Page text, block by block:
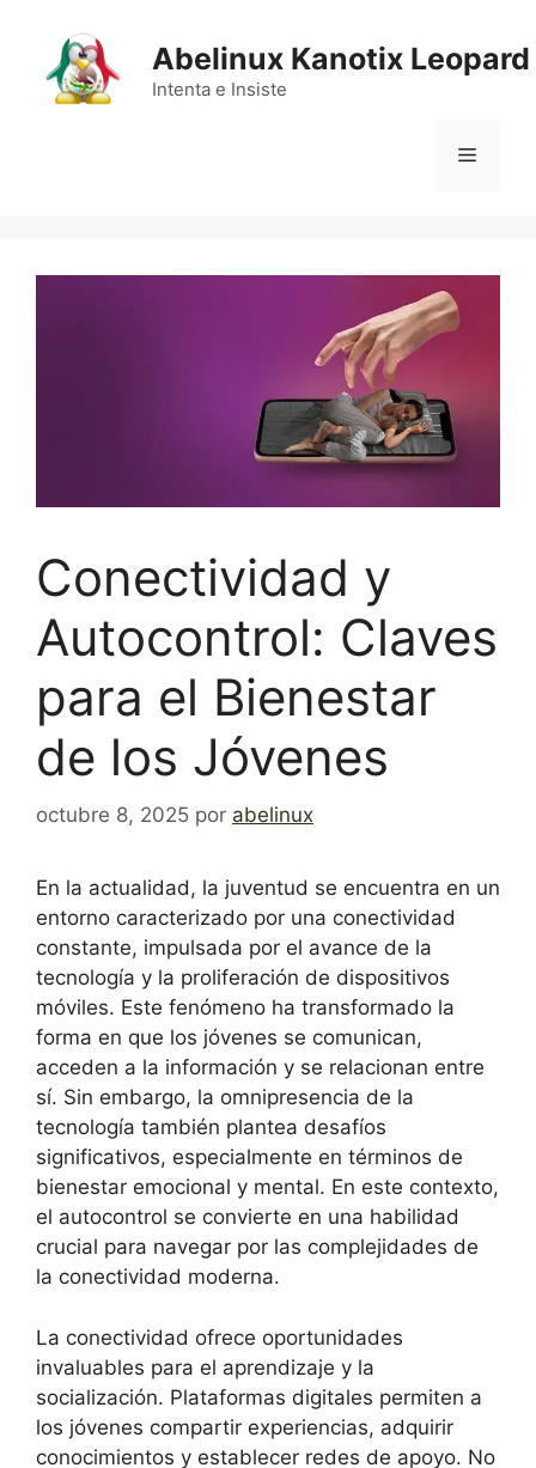
contenido
Abelinux Kanotix Leopard
Intenta e Insiste
Menú
Conectividad y
Autocontrol: Claves
para el Bienestar
de los Jóvenes
octubre 8, 2025 por abelinux
En la actualidad, la juventud se encuentra en un
entorno caracterizado por una conectividad
constante, impulsada por el avance de la
tecnología y la proliferación de dispositivos
móviles. Este fenómeno ha transformado la
forma en que los jóvenes se comunican,
acceden a la información y se relacionan entre
sí. Sin embargo, la omnipresencia de la
tecnología también plantea desafíos
significativos, especialmente en términos de
bienestar emocional y mental. En este contexto,
el autocontrol se convierte en una habilidad
crucial para navegar por las complejidades de
la conectividad moderna.
La conectividad ofrece oportunidades
invaluables para el aprendizaje y la
socialización. Plataformas digitales permiten a
los jóvenes compartir experiencias, adquirir
conocimientos y establecer redes de apoyo. No